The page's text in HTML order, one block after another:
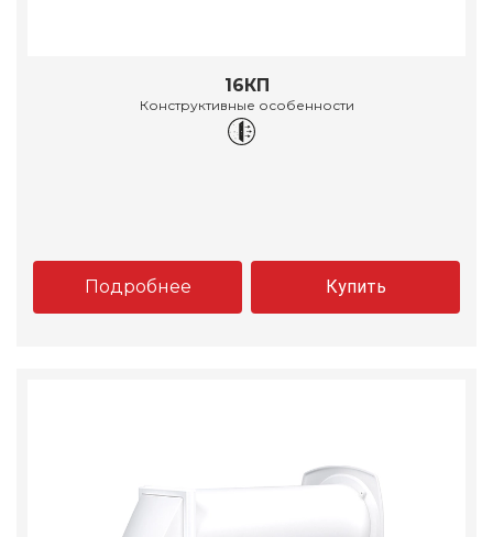
16КП
Конструктивные особенности
Подробнее Купить